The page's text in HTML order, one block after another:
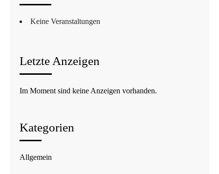
Keine Veranstaltungen
Letzte Anzeigen
Im Moment sind keine Anzeigen vorhanden.
Kategorien
Allgemein